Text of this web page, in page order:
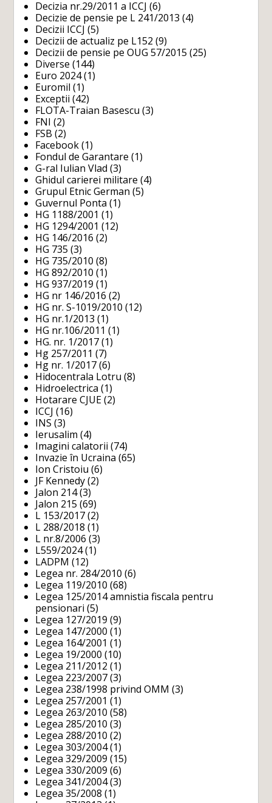
Decizia nr.29/2011 a ICCJ (6)
Decizie de pensie pe L 241/2013 (4)
Decizii ICCJ (5)
Decizii de actualiz pe L152 (9)
Decizii de pensie pe OUG 57/2015 (25)
Diverse (144)
Euro 2024(1)
Euromil (1)
Exceptii (42)
FLOTA-Traian Basescu (3)
FNI (2)
FSB (2)
Facebook (1)
Fondul de Garantare (1)
G-ral Iulian Vlad (3)
Ghidul carierei militare (4)
Grupul Etnic German (5)
Guvernul Ponta (1)
HG 1188/2001 (1)
HG 1294/2001 (12)
HG 146/2016 (2)
HG 735 (3)
HG 735/2010 (8)
HG 892/2010 (1)
HG 937/2019 (1)
HG nr 146/2016 (2)
HG nr. S-1019/2010 (12)
HG nr.1/2013 (1)
HG nr.106/2011 (1)
HG. nr. 1/2017 (1)
Hg 257/2011 (7)
Hg nr. 1/2017 (6)
Hidocentrala Lotru (8)
Hidroelectrica (1)
Hotarare CJUE (2)
ICCJ (16)
INS (3)
Ierusalim (4)
Imagini calatorii (74)
Invazie în Ucraina (65)
Ion Cristoiu (6)
JF Kennedy (2)
Jalon 214(3)
Jalon 215 (69)
L 153/2017 (2)
L 288/2018 (1)
L nr.8/2006 (3)
L559/2024(1)
LADPM (12)
Legea nr. 284/2010 (6)
Legea 119/2010 (68)
Legea 125/2014 amnistia fiscala pentru
pensionari (5)
Legea 127/2019 (9)
Legea 147/2000 (1)
Legea 164/2001 (1)
Legea 19/2000 (10)
Legea 211/2012 (1)
Legea 223/2007 (3)
Legea 238/1998 privind OMM (3)
Legea 257/2001 (1)
Legea 263/2010 (58)
Legea 285/2010 (3)
Legea 288/2010 (2)
Legea 303/2004(1)
Legea 329/2009 (15)
Legea 330/2009 (6)
Legea 341/2004(3)
Legea 35/2008 (1)